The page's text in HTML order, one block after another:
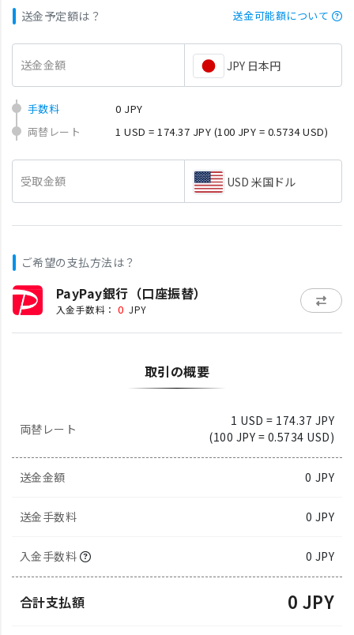
送金予定額は？ 送金可能額について
送金金額 JPY 日本円
手数料
0 JPY
両替レート
1 USD = 174.37 JPY (100 JPY = 0.5734 USD)
受取金額 USD 米国ドル
ご希望の支払方法は？
PayPay銀行（口座振替）
入金手数料： 0 JPY
取引の概要
両替レート
1 USD = 174.37 JPY
(100 JPY = 0.5734 USD)
送金金額 0 JPY
送金手数料 0 JPY
入金手数料 0 JPY
合計支払額 0 JPY